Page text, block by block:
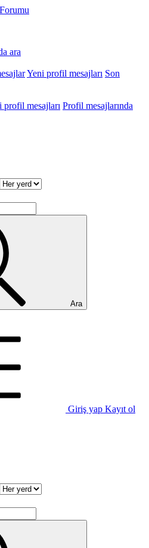
ara
Yeni profil mesajları Son
profil mesajları Profil mesajlarında
Ara
Giriş yap Kayıt ol